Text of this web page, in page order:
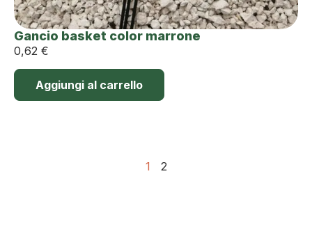
Gancio basket color marrone
0,62 €
Aggiungi al carrello
1 2